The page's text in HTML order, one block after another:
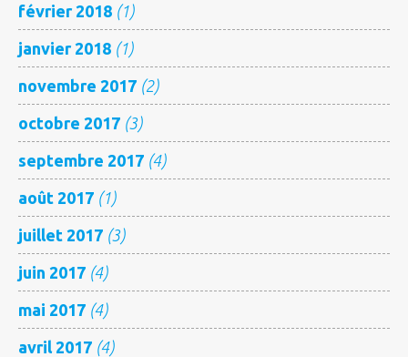
février 2018 (1)
janvier 2018 (1)
novembre 2017 (2)
octobre 2017 (3)
septembre 2017 (4)
août 2017 (1)
juillet 2017 (3)
juin 2017 (4)
mai 2017 (4)
avril 2017 (4)